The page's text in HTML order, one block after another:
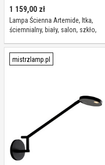
1 159,00 zł
Lampa Ścienna Artemide, Itka,
ściemnialny, biały, salon, szkło,
mistrzlamp.pl